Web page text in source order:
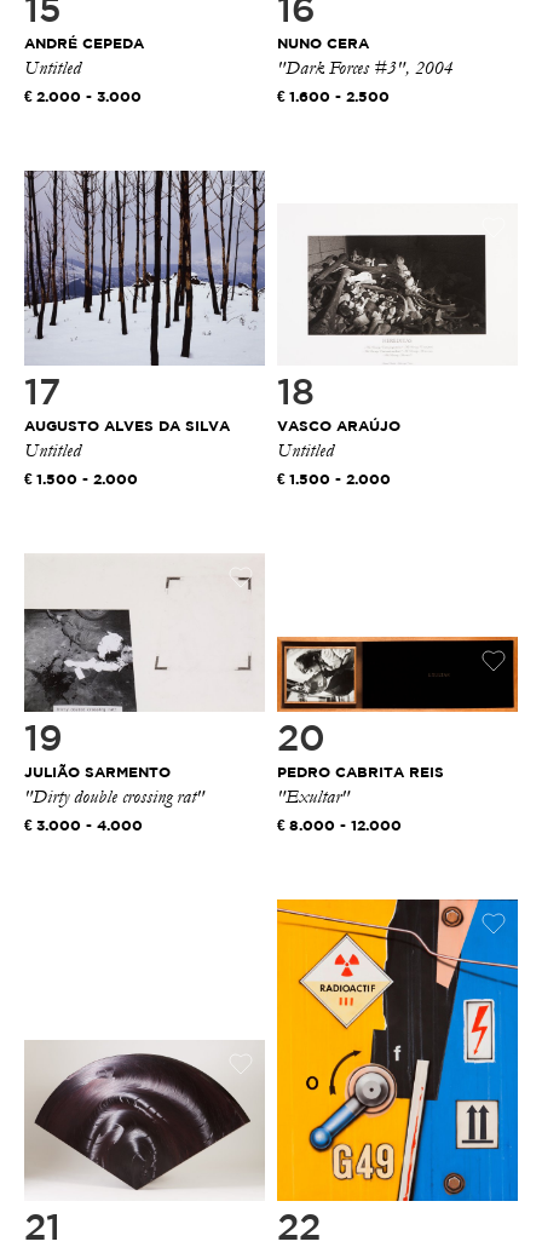
15
ANDRÉ CEPEDA
Untitled
2.000 - 3.000
16
NUNO CERA
"Dark Forces #3", 2004
1.600 - 2.500
17
AUGUSTO ALVES DA SILVA
Untitled
1.500 - 2.000
18
VASCO ARAÚJO
Untitled
1.500 - 2.000
19
JULIÃO SARMENTO
"Dirty double crossing rat"
3.000 - 4.000
20
PEDRO CABRITA REIS
"Exultar"
8.000 - 12.000
21 22